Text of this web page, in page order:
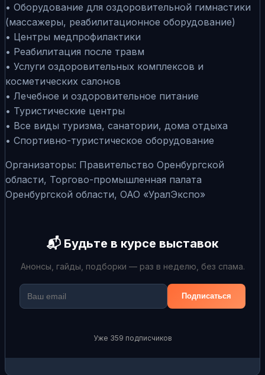
• Оборудование для оздоровительной гимнастики
(массажеры, реабилитационное оборудование)
• Центры медпрофилактики
• Реабилитация после травм
• Услуги оздоровительных комплексов и
косметических салонов
• Лечебное и оздоровительное питание
• Туристические центры
• Все виды туризма, санатории, дома отдыха
• Спортивно-туристическое оборудование
Организаторы: Правительство Оренбургской
области, Торгово-промышленная палата
Оренбургской области, ОАО «УралЭкспо»
📬 Будьте в курсе выставок
Анонсы, гайды, подборки — раз в неделю, без спама.
Подписаться
Уже 359 подписчиков